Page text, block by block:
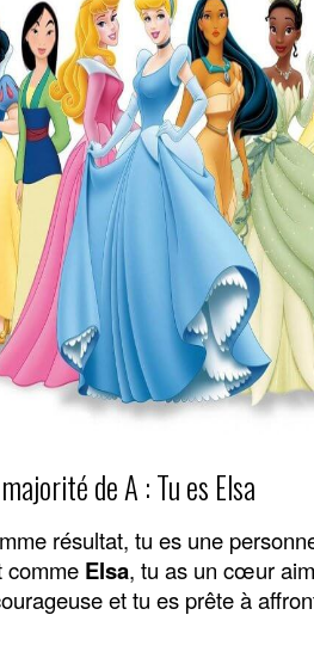
de A : Tu es Elsa
résultat, tu es une
comme Elsa, tu as un cœur
et tu es prête à